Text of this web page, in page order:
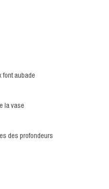
font aubade
la vase
des profondeurs